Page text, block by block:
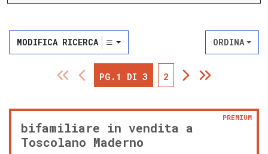
MODIFICA RICERCA ORDINA
PG.1 DI 3 2
bifamiliare in vendita a
Toscolano Maderno
PREMIUM